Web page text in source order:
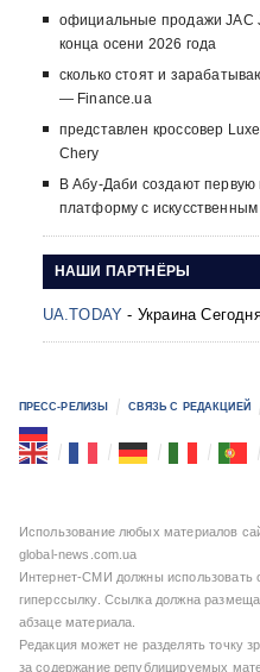
официальные продажи JAC
конца осени 2026 года
сколько стоят и
— Finance.ua
представлен кроссовер
Chery
В Абу-Даби создают
платформу с
НАШИ ПАРТНЁРЫ
UA.TODAY - Украина
ПРЕСС-РЕЛИЗЫ СВЯЗЬ С РЕДАКЦИЕЙ
Использование любых материалов
global-news.com.ua
Интернет-СМИ должны использовать
гиперссылку. Ссылка должна
абзаце материала.
Редакция может не разделять точку
за содержание републицируемых